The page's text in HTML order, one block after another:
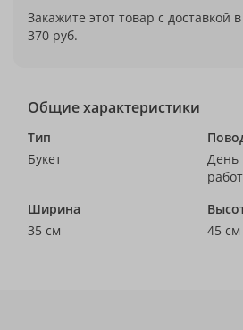
Закажите этот товар с доставкой
370 руб.
Общие характеристики
Тип
Букет
День
Ширина
35 см
45 см